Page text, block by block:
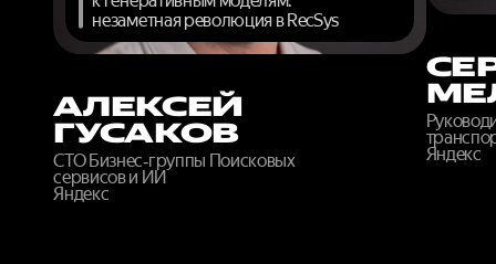
незаметная революция в RecSys
АЛЕКСЕЙ
ГУСАКОВ
CTO Бизнес‑группы Поисковых
сервисов и ИИ
Яндекс
Яндекс